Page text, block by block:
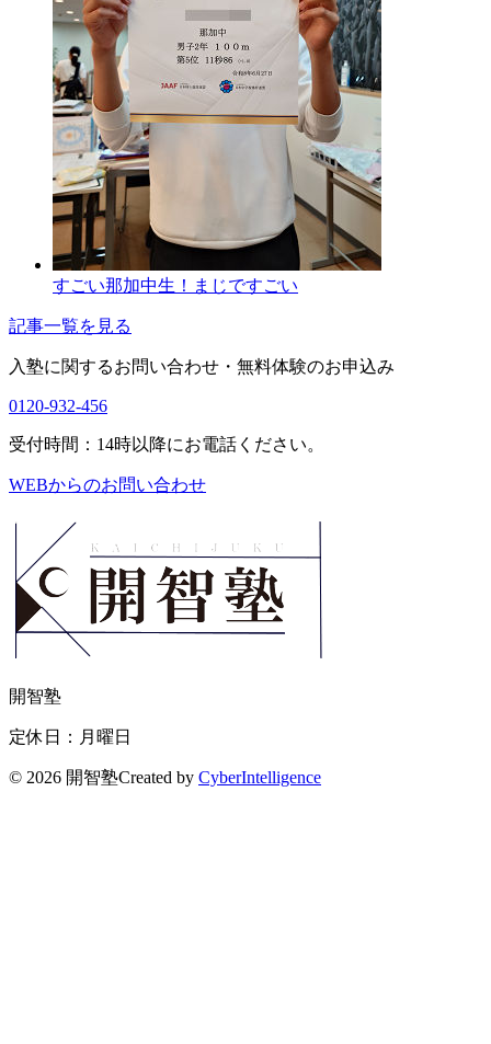
すごい那加中生！まじですごい
記事一覧を見る
入塾に関するお問い合わせ・ 無料体験のお申込み
0120-932-456
受付時間：14時以降にお電話ください。
WEBからのお問い合わせ
開智塾
定休日：月曜日
© 2026 開智塾Created by CyberIntelligence